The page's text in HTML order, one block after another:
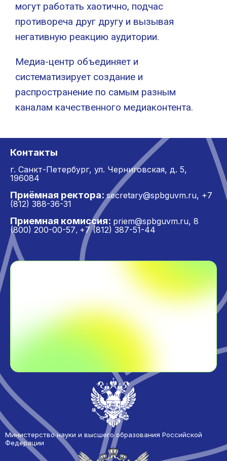
могут работать хаотично, подчас
противореча друг другу и вызывая
негативную реакцию аудитории.
Медиа-центр объединяет и
систематизирует создание и
распространение по самым разным
каналам качественного медиаконтента.
Контакты
г. Санкт-Петербург, ул. Черниговская, д. 5,
196084
Приёмная ректора: secretary@spbguvm.ru, +7
(812) 388-36-31
Приемная комиссия: priem@spbguvm.ru, 8
(800) 200-00-57, +7 (812) 387-51-44
Министерство науки и высшего образования Российской
Федерации